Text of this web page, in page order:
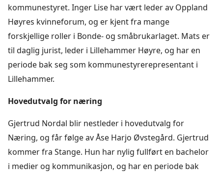
kommunestyret. Inger Lise har vært leder av Oppland
Høyres kvinneforum, og er kjent fra mange
forskjellige roller i Bonde- og småbrukarlaget. Mats er
til daglig jurist, leder i Lillehammer Høyre, og har en
periode bak seg som kommunestyrerepresentant i
Lillehammer.
Hovedutvalg for næring
Gjertrud Nordal blir nestleder i hovedutvalg for
Næring, og får følge av Åse Harjo Øvstegård. Gjertrud
kommer fra Stange. Hun har nylig fullført en bachelor
i medier og kommunikasjon, og har en periode bak